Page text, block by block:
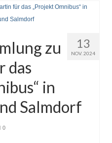
13
NOV. 2024
zu
das
in
Salmdorf
0